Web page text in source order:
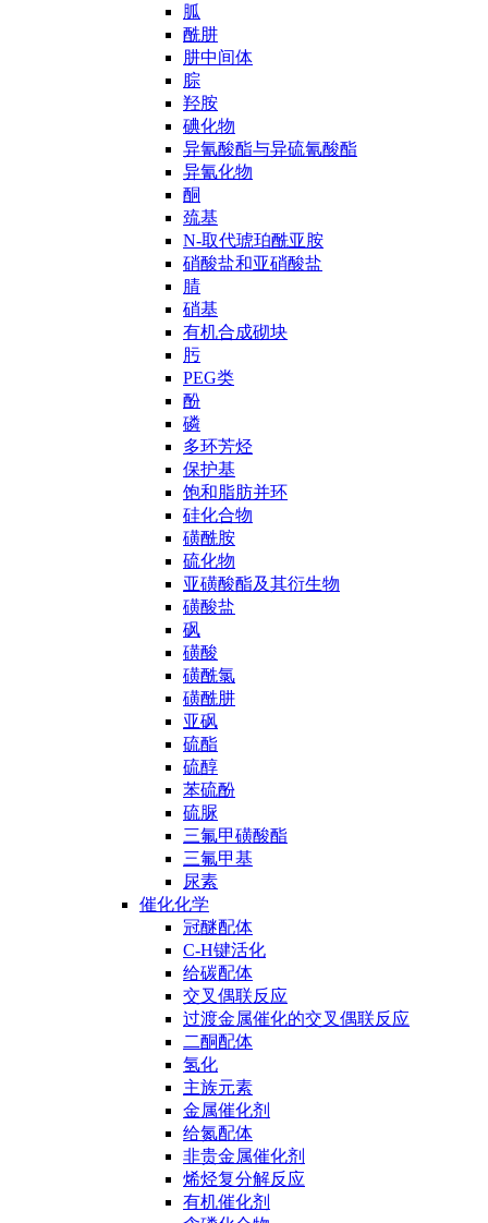
胍
酰肼
肼中间体
腙
羟胺
碘化物
异氰酸酯与异硫氰酸酯
异氰化物
酮
巯基
N-取代琥珀酰亚胺
硝酸盐和亚硝酸盐
腈
硝基
有机合成砌块
肟
PEG类
酚
磷
多环芳烃
保护基
饱和脂肪并环
硅化合物
磺酰胺
硫化物
亚磺酸酯及其衍生物
磺酸盐
砜
磺酸
磺酰氯
磺酰肼
亚砜
硫酯
硫醇
苯硫酚
硫脲
三氟甲磺酸酯
三氟甲基
尿素
催化化学
冠醚配体
C-H键活化
给碳配体
交叉偶联反应
过渡金属催化的交叉偶联反应
二酮配体
氢化
主族元素
金属催化剂
给氮配体
非贵金属催化剂
烯烃复分解反应
有机催化剂